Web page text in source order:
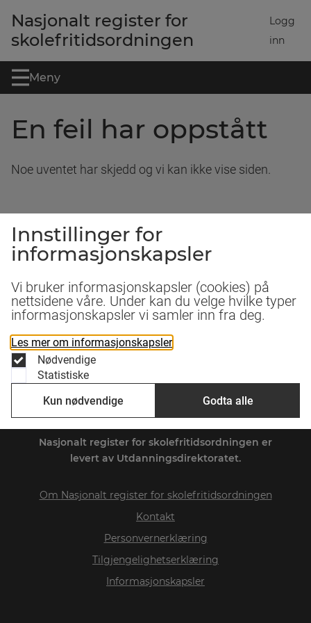
Nasjonalt register for
skolefritidsordningen
Logg
inn
Meny
En feil har oppstått
Noe uventet har skjedd og vi kan ikke vise siden.
Nasjonalt register for skolefritidsordningen er
levert av Utdanningsdirektoratet.
Om Nasjonalt register for skolefritidsordningen
Kontakt
Personvernerklæring
Tilgjengelighetserklæring
Informasjonskapsler
Innstillinger for
informasjonskapsler
Vi bruker informasjonskapsler (cookies) på
nettsidene våre. Under kan du velge hvilke typer
informasjonskapsler vi samler inn fra deg.
Les mer om informasjonskapsler
Nødvendige
Statistiske
Kun nødvendige
Godta alle